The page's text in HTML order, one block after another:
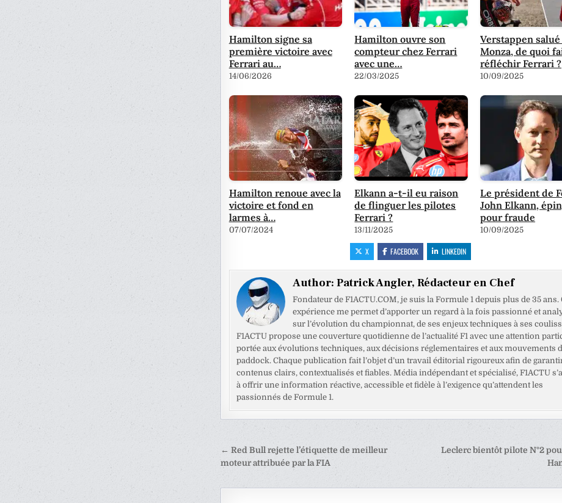
Hamilton signe sa
première victoire avec
Ferrari au…
14/06/2026
Hamilton ouvre son
compteur chez Ferrari
avec une…
22/03/2025
Verstappen salué
Monza, de quoi
réfléchir Ferrari ?
10/09/2025
Hamilton renoue avec la
victoire et fond en
larmes à…
07/07/2024
Elkann a-t-il eu raison
de flinguer les pilotes
Ferrari ?
13/11/2025
Le président de
John Elkann,
pour fraude
10/09/2025
X FACEBOOK LINKEDIN
Author: Patrick Angler, Rédacteur en Chef
Fondateur de F1ACTU.COM, je suis la Formule 1 depuis plus de 35 ans.
expérience me permet d’apporter un regard à la fois passionné et
sur l’évolution du championnat, de ses enjeux techniques à ses
F1ACTU propose une couverture quotidienne de l’actualité F1 avec une attention
portée aux évolutions techniques, aux décisions réglementaires et aux mouvements
paddock. Chaque publication fait l’objet d’un travail éditorial rigoureux afin de
contenus clairs, contextualisés et fiables. Média indépendant et spécialisé, F1ACTU
à offrir une information réactive, accessible et fidèle à l’exigence qu’attendent les
passionnés de Formule 1.
Navigation
de
l’article
Leclerc bientôt pilote N°2
← Red Bull rejette l’étiquette de meilleur
moteur attribuée par la FIA